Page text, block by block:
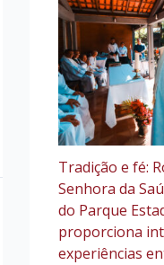
Tradição e fé:
Senhora da
do Parque
proporciona
experiências